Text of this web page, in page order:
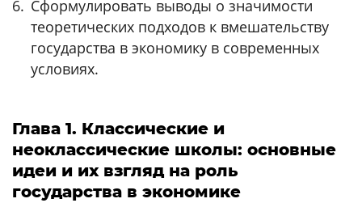
Сформулировать выводы о значимости
теоретических подходов к вмешательству
государства в экономику в современных
условиях.
Глава 1. Классические и
неоклассические школы: основные
идеи и их взгляд на роль
государства в экономике